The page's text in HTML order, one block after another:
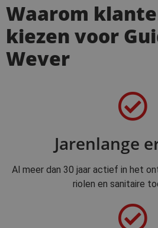
Waarom
kiezen voor
Wever
Jarenlange
Al meer dan 30 jaar actief in het
riolen en sanitaire